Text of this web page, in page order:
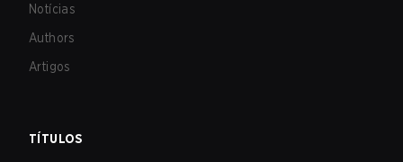
Notícias
Authors
Artigos
TÍTULOS